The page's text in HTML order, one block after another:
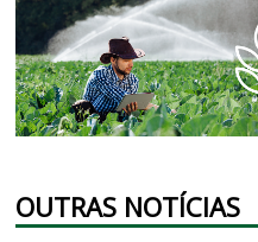
OUTRAS NOTÍCIAS